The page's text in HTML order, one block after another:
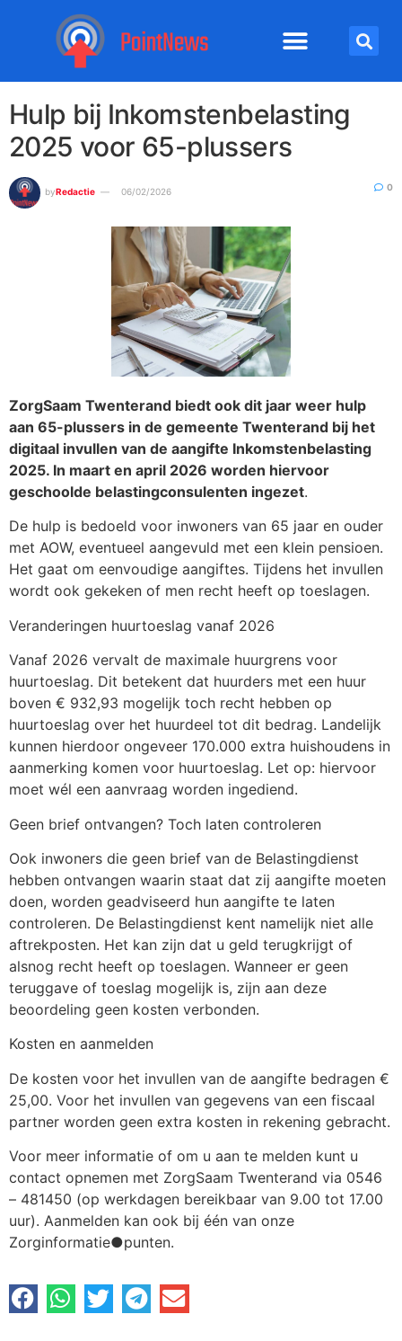
Hulp bij Inkomstenbelasting
2025 voor 65-plussers
byRedactie 06/02/2026 0
ZorgSaam Twenterand biedt ook dit jaar weer hulp
aan 65-plussers in de gemeente Twenterand bij het
digitaal invullen van de aangifte Inkomstenbelasting
2025. In maart en april 2026 worden hiervoor
geschoolde belastingconsulenten ingezet.
De hulp is bedoeld voor inwoners van 65 jaar en ouder
met AOW, eventueel aangevuld met een klein pensioen.
Het gaat om eenvoudige aangiftes. Tijdens het invullen
wordt ook gekeken of men recht heeft op toeslagen.
Veranderingen huurtoeslag vanaf 2026
Vanaf 2026 vervalt de maximale huurgrens voor
huurtoeslag. Dit betekent dat huurders met een huur
boven € 932,93 mogelijk toch recht hebben op
huurtoeslag over het huurdeel tot dit bedrag. Landelijk
kunnen hierdoor ongeveer 170.000 extra huishoudens in
aanmerking komen voor huurtoeslag. Let op: hiervoor
moet wél een aanvraag worden ingediend.
Geen brief ontvangen? Toch laten controleren
Ook inwoners die geen brief van de Belastingdienst
hebben ontvangen waarin staat dat zij aangifte moeten
doen, worden geadviseerd hun aangifte te laten
controleren. De Belastingdienst kent namelijk niet alle
aftrekposten. Het kan zijn dat u geld terugkrijgt of
alsnog recht heeft op toeslagen. Wanneer er geen
teruggave of toeslag mogelijk is, zijn aan deze
beoordeling geen kosten verbonden.
Kosten en aanmelden
De kosten voor het invullen van de aangifte bedragen €
25,00. Voor het invullen van gegevens van een fiscaal
partner worden geen extra kosten in rekening gebracht.
Voor meer informatie of om u aan te melden kunt u
contact opnemen met ZorgSaam Twenterand via 0546
– 481450 (op werkdagen bereikbaar van 9.00 tot 17.00
uur). Aanmelden kan ook bij één van onze
Zorginformatie●punten.